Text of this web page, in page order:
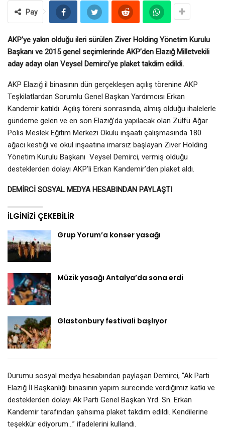
Pay
AKP’ye yakın olduğu ileri sürülen Ziver Holding Yönetim Kurulu
Başkanı ve 2015 genel seçimlerinde AKP’den Elazığ Milletvekili
aday adayı olan Veysel Demirci’ye plaket takdim edildi.
AKP Elazığ il binasının dün gerçekleşen açılış törenine AKP
Teşkilatlardan Sorumlu Genel Başkan Yardımcısı Erkan
Kandemir katıldı. Açılış töreni sonrasında, almış olduğu ihalelerle
gündeme gelen ve en son Elazığ’da yapılacak olan Zülfü Ağar
Polis Meslek Eğitim Merkezi Okulu inşaatı çalışmasında 180
ağacı kestiği ve okul inşaatına imarsız başlayan Ziver Holding
Yönetim Kurulu Başkanı Veysel Demirci, vermiş olduğu
desteklerden dolayı AKP’li Erkan Kandemir’den plaket aldı.
DEMİRCİ SOSYAL MEDYA HESABINDAN PAYLAŞTI
İLGINIZI ÇEKEBILIR
Grup Yorum’a konser yasağı
Müzik yasağı Antalya’da sona erdi
Glastonbury festivali başlıyor
Durumu sosyal medya hesabından paylaşan Demirci, “Ak Parti
Elazığ İl Başkanlığı binasının yapım sürecinde verdiğimiz katkı ve
desteklerden dolayı Ak Parti Genel Başkan Yrd. Sn. Erkan
Kandemir tarafından şahsıma plaket takdim edildi. Kendilerine
teşekkür ediyorum…” ifadelerini kullandı.